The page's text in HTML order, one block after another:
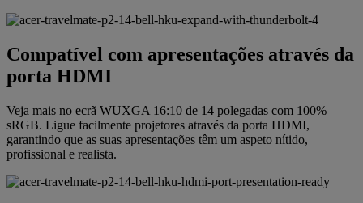
Compatível com apresentações através da
porta HDMI
Veja mais no ecrã WUXGA 16:10 de 14 polegadas com 100%
sRGB. Ligue facilmente projetores através da porta HDMI,
garantindo que as suas apresentações têm um aspeto nítido,
profissional e realista.